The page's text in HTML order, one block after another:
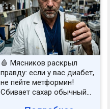
🩸 Мясников раскрыл
правду: если у вас диабет,
не пейте метформин!
Сбивает сахар обычный...